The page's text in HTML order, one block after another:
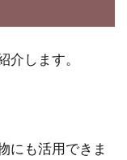
します。
にも活用できま